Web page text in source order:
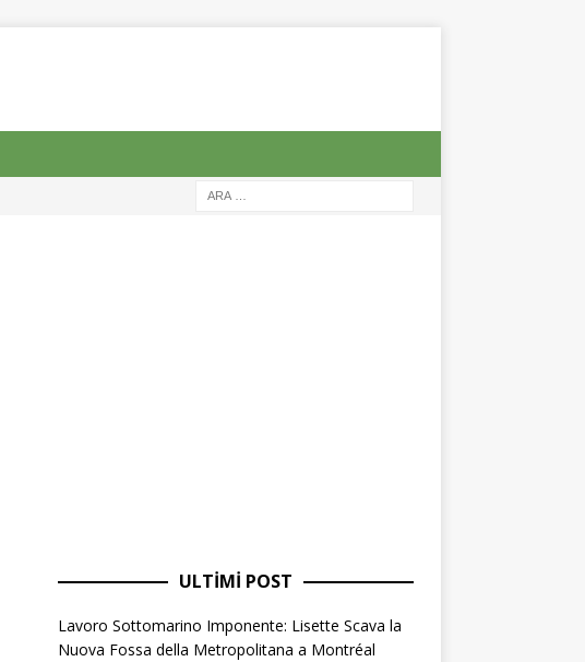
ULTIMI POST
Lavoro Sottomarino Imponente: Lisette Scava la
Nuova Fossa della Metropolitana a Montréal